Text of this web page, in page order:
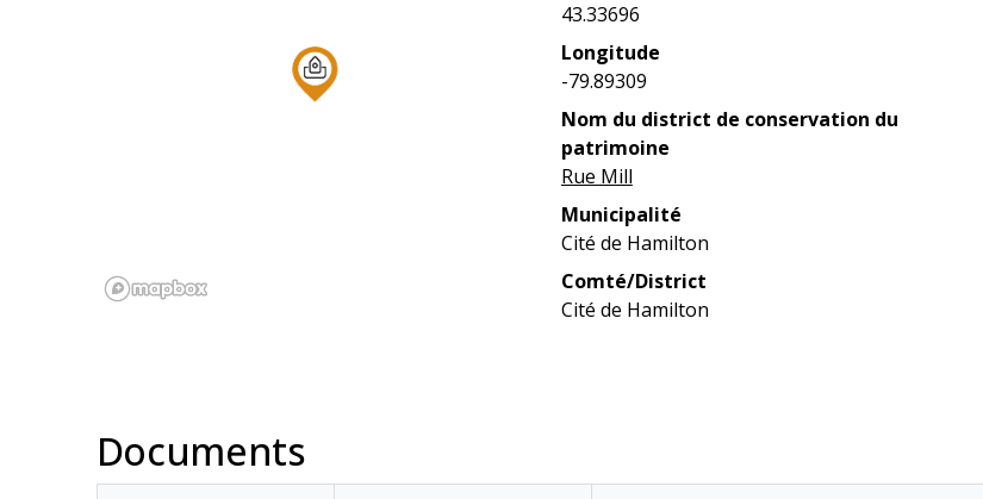
43.33696
Longitude
-79.89309
Nom du district de conservation du
patrimoine
Rue Mill
Municipalité
Cité de Hamilton
Comté/District
Cité de Hamilton
Documents